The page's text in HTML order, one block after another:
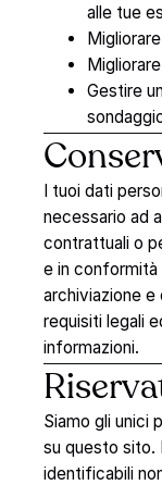
alle tue
Gestire
I tuoi dati
necessario ad
contrattuali o
e in conformità
archiviazione
requisiti legali
informazioni.
Siamo gli unici
su questo sito.
identificabili